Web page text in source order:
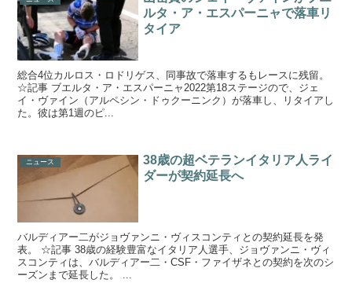
ルタ・ア・エスパーニャで落車リ
タイア
総合4位カルロス・ロドリゲス、同事故で落車するもレースに残留。
☆記事 ブエルタ・ア・エスパーニャ2022第18ステージので、ジェ
イ・ヴァイン（アルペシン・ドゥクーニンク）が落車し、リタイアし
た。彼は第1週のピ...
ニュース
38歳の超ベテランイタリア人ライ
ダーが契約延長へ
バルディアー二がジョヴァンニ・ヴィスコンティとの契約延長を発
表。 ☆記事 38歳の経験豊富なイタリア人選手、ジョヴァンニ・ヴィ
スコンティは、バルディアー二・CSF・ファイザネとの契約を次のシ
ーズンまで延長した。 ...